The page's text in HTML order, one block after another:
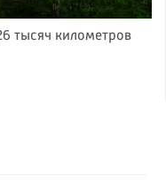
тысяч километров